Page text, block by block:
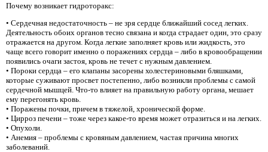
Почему возникает гидроторакс:
• Сердечная недостаточность – не зря сердце ближайший сосед легких.
Деятельность обоих органов тесно связана и когда страдает один, это сразу
отражается на другом. Когда легкие заполняет кровь или жидкость, это
чаще всего говорит именно о поражениях сердца – либо в кровообращении
появились очаги застоя, кровь не течет с нужным давлением.
• Пороки сердца – его клапаны засорены холестериновыми бляшками,
которые суживают просвет постепенно, либо возникли проблемы с самой
сердечной мышцей. Что-то влияет на правильную работу органа, мешает
ему перегонять кровь.
• Поражены почки, причем в тяжелой, хронической форме.
• Цирроз печени – тоже через какое-то время может отразиться и на легких.
• Опухоли.
• Анемия – проблемы с кровяным давлением, частая причина многих
заболеваний.